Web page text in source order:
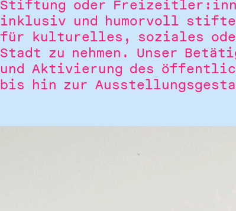
Stiftung oder
inklusiv und humorvoll
für kulturelles, soziales
Stadt zu nehmen. Unser
und Aktivierung des
bis hin zur